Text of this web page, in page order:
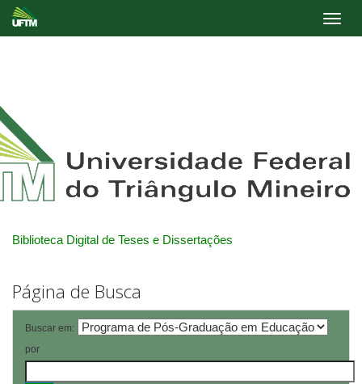
Biblioteca Digital de Teses e Dissertações
Página de Busca
Buscar em:
por